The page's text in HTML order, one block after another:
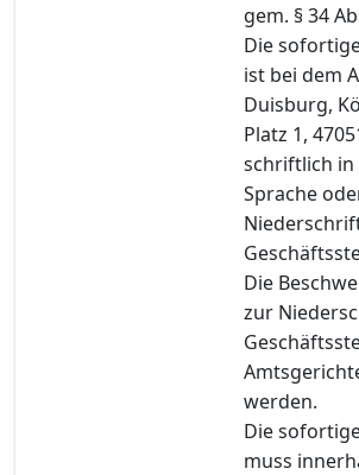
gem. § 34
Die
ist bei dem
Duisburg,
Platz 1,
schriftlich
Sprache
Die
zur
werden.
Die
muss